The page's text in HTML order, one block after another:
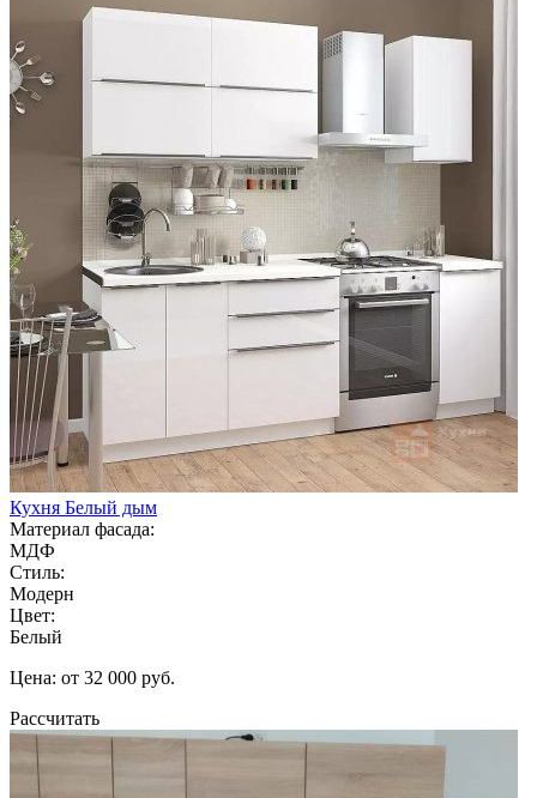
Кухня Белый дым
Материал фасада:
МДФ
Стиль:
Модерн
Цвет:
Белый
Цена: от 32 000 руб.
Рассчитать